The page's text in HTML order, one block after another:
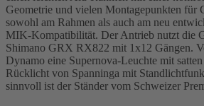
Geometrie und vielen Montagepunkten für
sowohl am Rahmen als auch am neu
MIK-Kompatibilität. Der Antrieb nutzt die
Shimano GRX RX822 mit 1x12 Gängen.
Dynamo eine Supernova-Leuchte mit
Rücklicht von Spanninga mit
sinnvoll ist der Ständer vom Schweizer